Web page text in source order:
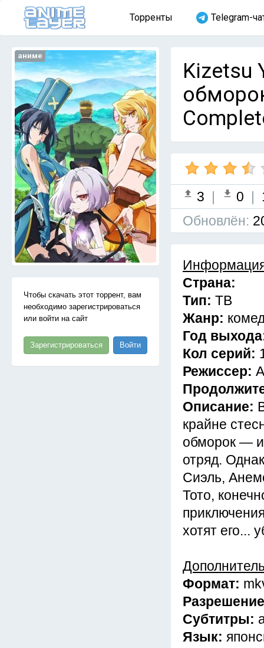
Торренты Telegram-
аниме
Чтобы скачать этот торрент, вам
необходимо зарегистрироваться
или войти на сайт
Зарегистрироваться Войти
Kizetsu
3 | 0 |
Обновлён:
Страна:
Тип: ТВ
Жанр:
Год
Кол серий:
Режиссер:
Описание:
крайне
обморок —
отряд.
Сиэль,
Тото,
хотят его...
Формат:
Субтитры:
Язык: